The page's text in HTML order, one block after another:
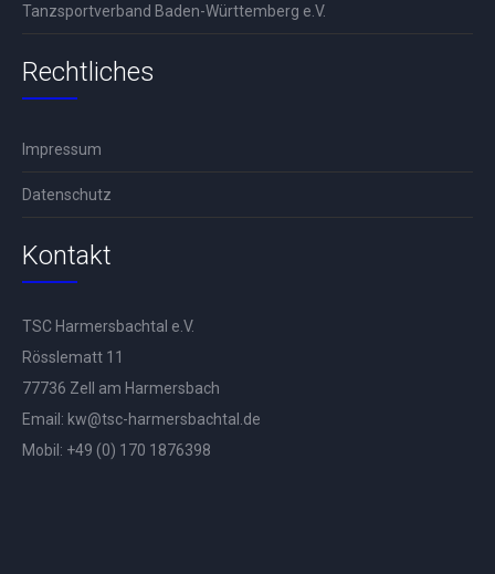
Tanzsportverband Baden-Württemberg e.V.
Rechtliches
Impressum
Datenschutz
Kontakt
TSC Harmersbachtal e.V.
Rösslematt 11
77736 Zell am Harmersbach
Email: kw@tsc-harmersbachtal.de
Mobil: +49 (0) 170 1876398